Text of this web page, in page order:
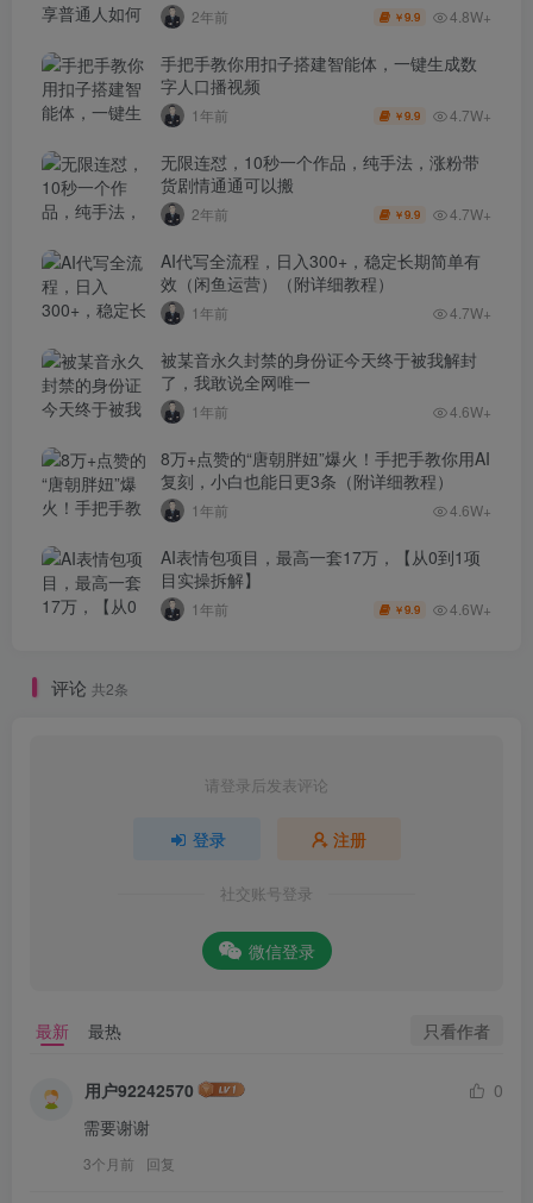
2年前 ￥9.9 4.8W+
手把手教你用扣子搭建智能体，一键生成数
字人口播视频
1年前 ￥9.9 4.7W+
无限连怼，10秒一个作品，纯手法，涨粉带
货剧情通通可以搬
2年前 ￥9.9 4.7W+
AI代写全流程，日入300+，稳定长期简单有
效（闲鱼运营）（附详细教程）
1年前 4.7W+
被某音永久封禁的身份证今天终于被我解封
了，我敢说全网唯一
1年前 4.6W+
8万+点赞的“唐朝胖妞”爆火！手把手教你用AI
复刻，小白也能日更3条（附详细教程）
1年前 4.6W+
AI表情包项目，最高一套17万，【从0到1项
目实操拆解】
1年前 ￥9.9 4.6W+
评论 共2条
请登录后发表评论
登录 注册
社交账号登录
微信登录
最新 最热 只看作者
用户92242570
0
需要谢谢
3个月前 回复